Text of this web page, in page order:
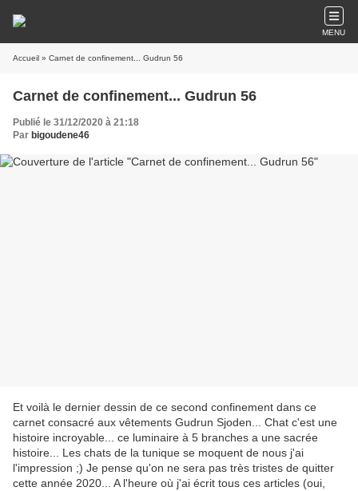
MENU
Accueil » Carnet de confinement... Gudrun 56
Carnet de confinement... Gudrun 56
Publié le 31/12/2020 à 21:18
Par bigoudene46
Et voilà le dernier dessin de ce second confinement dans ce
carnet consacré aux vêtements Gudrun Sjoden... Chat c'est une
histoire incroyable... ce luminaire à 5 branches a une sacrée
histoire... Les chats de la tunique se moquent de nous j'ai
l'impression ;) Je pense qu'on ne sera pas très tristes de quitter
cette année 2020... A l'heure où j'ai écrit tous ces articles (oui,